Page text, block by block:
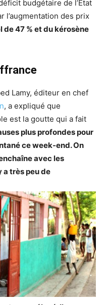
budgétaire de l’État
l’augmentation des prix
de 47 % et du kérosène
Lamy, éditeur en chef
, a expliqué que
est la goutte qui a fait
plus profondes pour
ce week-end. On
avec les
a très peu de